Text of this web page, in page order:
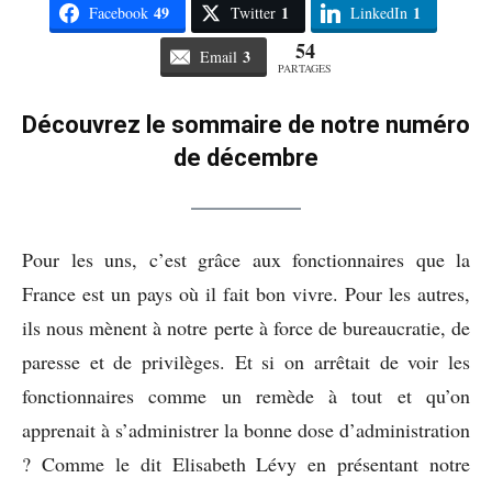
Facebook 49 Twitter 1 LinkedIn 1
Email 3 54
PARTAGES
Découvrez le sommaire de notre numéro
de décembre
Pour les uns, c’est grâce aux fonctionnaires que la
France est un pays où il fait bon vivre. Pour les autres,
ils nous mènent à notre perte à force de bureaucratie, de
paresse et de privilèges. Et si on arrêtait de voir les
fonctionnaires comme un remède à tout et qu’on
apprenait à s’administrer la bonne dose d’administration
? Comme le dit Elisabeth Lévy en présentant notre